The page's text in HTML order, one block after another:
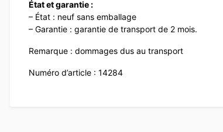
État et garantie :
– État : neuf sans emballage
– Garantie : garantie de transport de 2 mois.
Remarque : dommages dus au transport
Numéro d’article : 14284